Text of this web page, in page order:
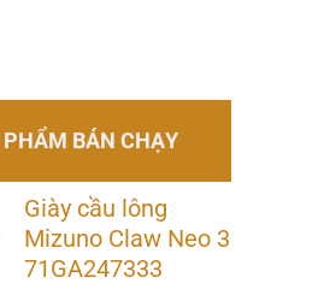
BÁN CHẠY
Giày cầu lông
Mizuno Claw Neo 3
71GA247333